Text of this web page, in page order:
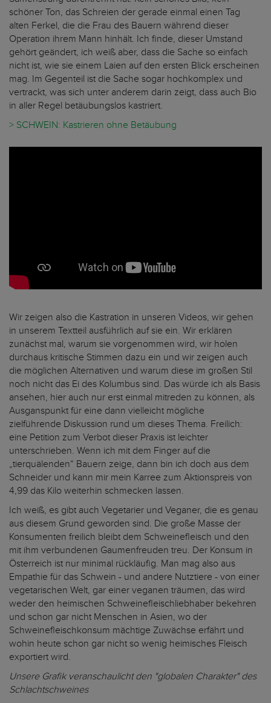
schöner Ton, das Schreien der gerade einmal einen Tag
alten Ferkel, die die Frau des Bauern während dieser
Operation ihrem Mann hinhält. Ich finde, dieser Umstand
gehört geändert, ich weiß aber, dass die Sache so einfach
nicht ist, wie sie einem Laien auf den ersten Blick erscheinen
mag. Im Gegenteil ist die Sache sogar hochkomplex und
vertrackt, was sich unter anderem darin zeigt, dass auch Bio
in aller Regel betäubungslos kastriert.
> SCHWEIN: Kastrieren ohne Betäubung
Wir zeigen also die Kastration in unseren Videos, wir gehen
in unserem Textteil ausführlich auf sie ein. Wir erklären
zunächst mal, warum sie vorgenommen wird, wir holen
durchaus kritische Stimmen dazu ein und wir zeigen auch
die möglichen Alternativen und warum diese im großen Stil
noch nicht das Ei des Kolumbus sind. Das würde ich als Basis
ansehen, hier auch nur erst einmal mitreden zu können, als
Ausganspunkt für eine dann vielleicht mögliche
zielführende Diskussion rund um dieses Thema. Freilich:
eine Petition zum Verbot dieser Praxis ist leichter
unterschrieben. Wenn ich mit dem Finger auf die
„tierquälenden“ Bauern zeige, dann bin ich doch aus dem
Schneider und kann mir mein Karree zum Aktionspreis von
4,99 das Kilo weiterhin schmecken lassen.
Ich weiß, es gibt auch Vegetarier und Veganer, die es genau
aus diesem Grund geworden sind. Die große Masse der
Konsumenten freilich bleibt dem Schweinefleisch und den
mit ihm verbundenen Gaumenfreuden treu. Der Konsum in
Österreich ist nur minimal rückläufig. Man mag also aus
Empathie für das Schwein - und andere Nutztiere - von einer
vegetarischen Welt, gar einer veganen träumen, das wird
weder den heimischen Schweinefleischliebhaber bekehren
und schon gar nicht Menschen in Asien, wo der
Schweinefleischkonsum mächtige Zuwächse erfährt und
wohin heute schon gar nicht so wenig heimisches Fleisch
exportiert wird.
Unsere Grafik veranschaulicht den "globalen Charakter" des
Schlachtschweines